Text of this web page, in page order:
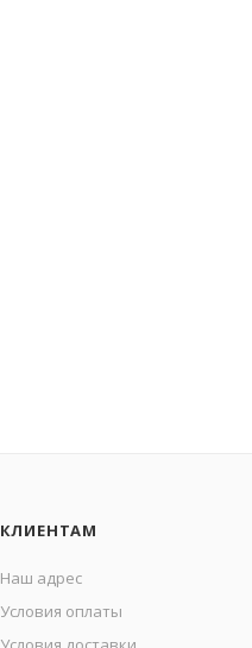
КЛИЕНТАМ
Наш адрес
Условия оплаты